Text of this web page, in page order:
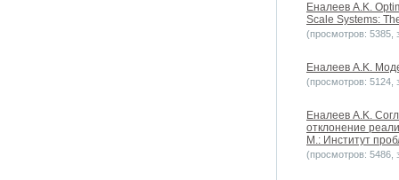
Еналеев A.K.
Scale Systems:
(просмотров: 5385,
Еналеев A.K.
(просмотров: 5124,
Еналеев A.K.
отклонение
М.: Институт
(просмотров: 5486,